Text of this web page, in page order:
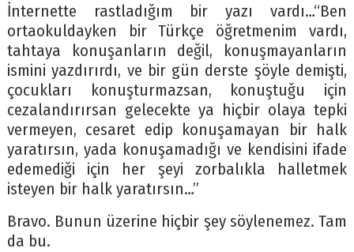
İnternette rastladığım bir yazı vardı…“Ben
ortaokuldayken bir Türkçe öğretmenim vardı,
tahtaya konuşanların değil, konuşmayanların
ismini yazdırırdı, ve bir gün derste şöyle demişti,
çocukları konuşturmazsan, konuştuğu için
cezalandırırsan gelecekte ya hiçbir olaya tepki
vermeyen, cesaret edip konuşamayan bir halk
yaratırsın, yada konuşamadığı ve kendisini ifade
edemediği için her şeyi zorbalıkla halletmek
isteyen bir halk yaratırsın…”
Bravo. Bunun üzerine hiçbir şey söylenemez. Tam
da bu.